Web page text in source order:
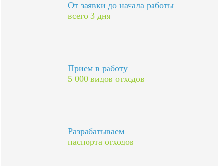
От заявки до начала работы
всего 3 дня
Прием в работу
5 000 видов отходов
Разрабатываем
паспорта отходов